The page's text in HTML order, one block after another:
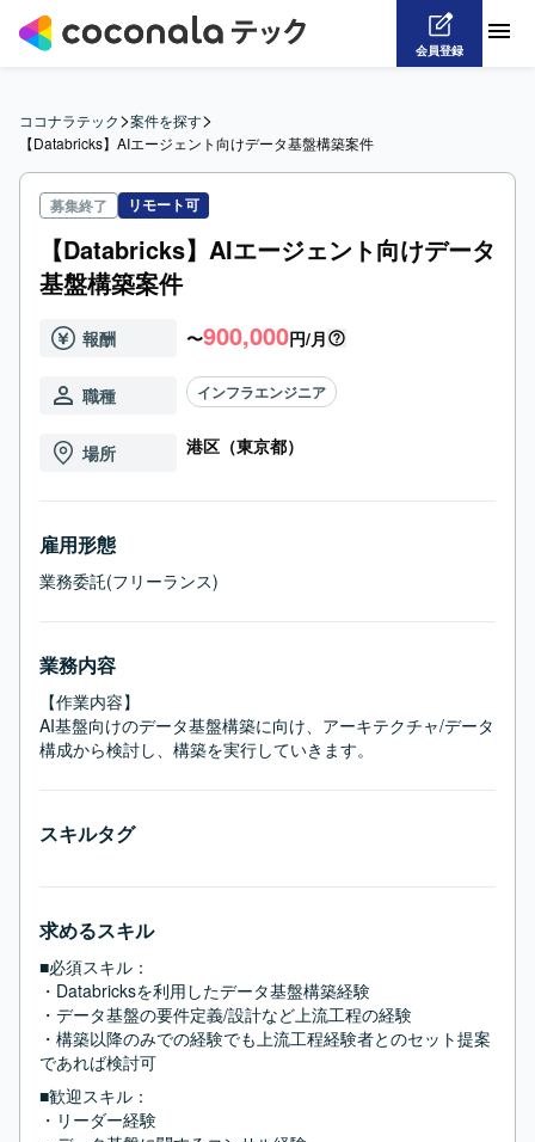
会員登録
ココナラテック>案件を探す>
【Databricks】AIエージェント向けデータ基盤構築案件
募集終了 リモート可
【Databricks】AIエージェント向けデータ
基盤構築案件
報酬 〜900,000円/月
職種 インフラエンジニア
場所 港区（東京都）
雇用形態
業務委託(フリーランス)
業務内容
【作業内容】
AI基盤向けのデータ基盤構築に向け、アーキテクチャ/データ
構成から検討し、構築を実行していきます。
スキルタグ
求めるスキル
■必須スキル：
・Databricksを利用したデータ基盤構築経験
・データ基盤の要件定義/設計など上流工程の経験
・構築以降のみでの経験でも上流工程経験者とのセット提案
であれば検討可
■歓迎スキル：
・リーダー経験